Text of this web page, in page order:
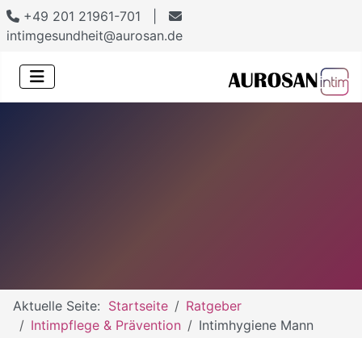
+49 201 21961-701 |
intimgesundheit@aurosan.de
Aktuelle Seite: Startseite
Ratgeber
Intimpflege & Prävention
Intimhygiene Mann